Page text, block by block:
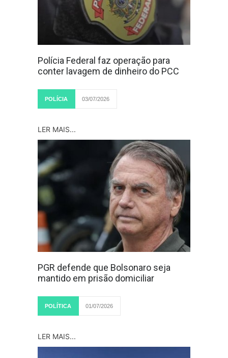
Polícia Federal faz operação para
conter lavagem de dinheiro do PCC
POLÍCIA 03/07/2026
LER MAIS...
PGR defende que Bolsonaro seja
mantido em prisão domiciliar
POLÍTICA 01/07/2026
LER MAIS...